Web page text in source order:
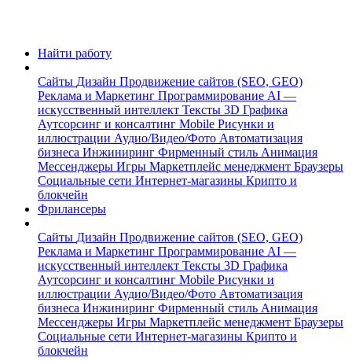
Найти работу
Сайты Дизайн Продвижение сайтов (SEO, GEO)
Реклама и Маркетинг Программирование AI —
искусственный интеллект Тексты 3D Графика
Аутсорсинг и консалтинг Mobile Рисунки и
иллюстрации Аудио/Видео/Фото Автоматизация
бизнеса Инжиниринг Фирменный стиль Анимация
Мессенджеры Игры Маркетплейс менеджмент Браузеры
Социальные сети Интернет-магазины Крипто и
блокчейн
Фрилансеры
Сайты Дизайн Продвижение сайтов (SEO, GEO)
Реклама и Маркетинг Программирование AI —
искусственный интеллект Тексты 3D Графика
Аутсорсинг и консалтинг Mobile Рисунки и
иллюстрации Аудио/Видео/Фото Автоматизация
бизнеса Инжиниринг Фирменный стиль Анимация
Мессенджеры Игры Маркетплейс менеджмент Браузеры
Социальные сети Интернет-магазины Крипто и
блокчейн